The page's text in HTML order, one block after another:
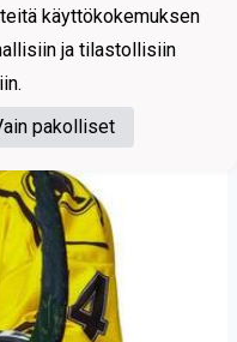
käyttökokemuksen
ja tilastollisiin
pakolliset